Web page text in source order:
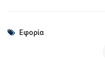
Εφορία